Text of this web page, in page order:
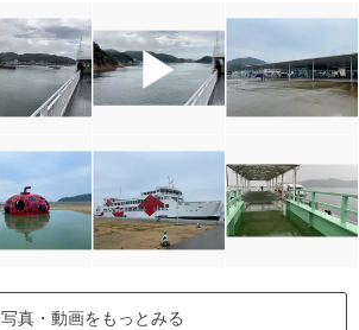
▶
写真・動画をもっとみる